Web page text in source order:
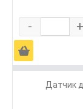
- +
Ä
Датчик